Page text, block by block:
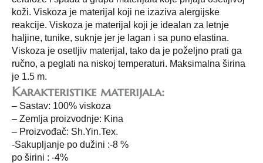
koži. Viskoza je materijal koji ne izaziva alergijske
reakcije. Viskoza je materijal koji je idealan za letnje
haljine, tunike, suknje jer je lagan i sa puno elastina.
Viskoza je osetljiv materijal, tako da je poželjno prati ga
ručno, a peglati na niskoj temperaturi. Maksimalna širina
je 1.5 m.
Karakteristike materijala:
– Sastav: 100% viskoza
– Zemlja proizvodnje: Kina
– Proizvođač: Sh.Yin.Tex.
-Sakupljanje po dužini :-8 %
po širini : -4%